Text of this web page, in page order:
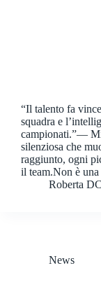
“Il talento fa
squadra e
campionati.”—
silenziosa che
raggiunto, ogni
il team.Non è
Roberta
News